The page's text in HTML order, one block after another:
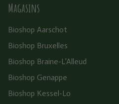
Magasins
Bioshop Aarschot
Bioshop Bruxelles
Bioshop Braine-L’Alleud
Bioshop Genappe
Bioshop Kessel-Lo